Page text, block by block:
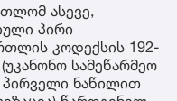
ასევე,
პირი
კოდექსის 192-
სამეწარმეო
პირველი ნაწილით